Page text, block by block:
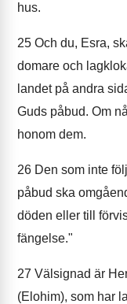
hus.
25 Och du, Esra,
domare och
landet på andra
Guds påbud. Om
honom dem.
26 Den som inte
påbud ska
döden eller till
fängelse."
27 Välsignad är
(Elohim), som har